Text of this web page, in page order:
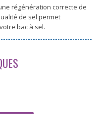
régénération correcte de
de sel permet
bac à sel.